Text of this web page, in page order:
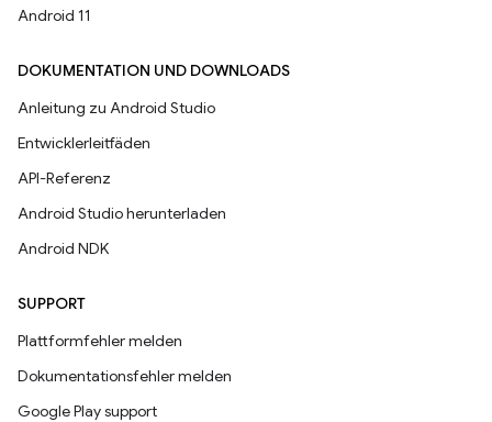
Android 11
DOKUMENTATION UND DOWNLOADS
Anleitung zu Android Studio
Entwicklerleitfäden
API-Referenz
Android Studio herunterladen
Android NDK
SUPPORT
Plattformfehler melden
Dokumentationsfehler melden
Google Play support